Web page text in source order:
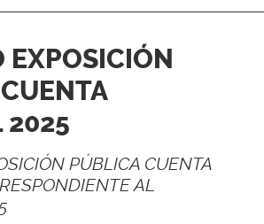
2025
PÚBLICA CUENTA
AL